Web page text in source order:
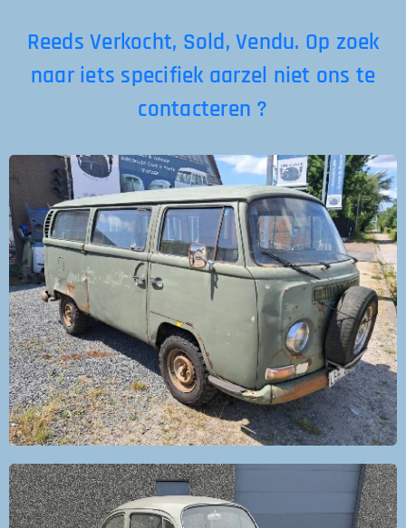
Reeds Verkocht, Sold, Vendu. Op zoek
naar iets specifiek aarzel niet ons te
contacteren ?